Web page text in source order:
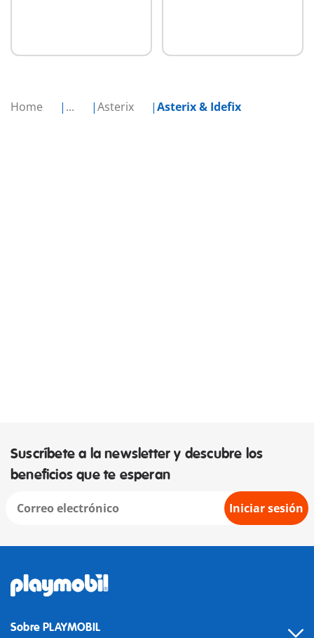
Home ... Asterix Asterix & Idefix
Suscríbete a la newsletter y descubre los
beneficios que te esperan
Iniciar sesión
Sobre PLAYMOBIL